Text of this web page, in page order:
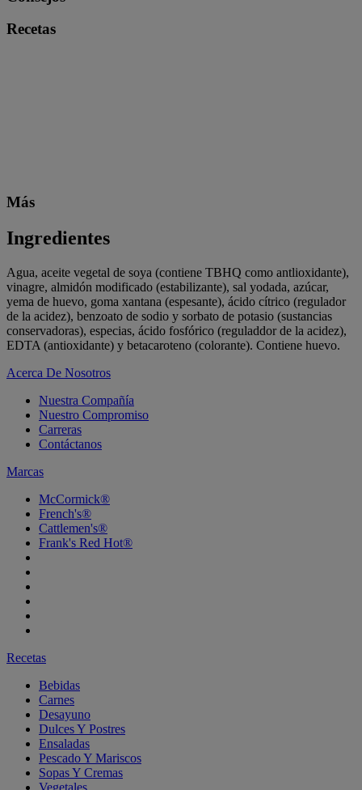
Recetas
Más
Ingredientes
Agua, aceite vegetal de soya (contiene TBHQ como antlioxidante),
vinagre, almidón modificado (estabilizante), sal yodada, azúcar,
yema de huevo, goma xantana (espesante), ácido cítrico (regulador
de la acidez), benzoato de sodio y sorbato de potasio (sustancias
conservadoras), especias, ácido fosfórico (reguladdor de la acidez),
EDTA (antioxidante) y betacaroteno (colorante). Contiene huevo.
Acerca De Nosotros
Nuestra Compañía
Nuestro Compromiso
Carreras
Contáctanos
Marcas
McCormick®
French's®
Cattlemen's®
Frank's Red Hot®
Recetas
Bebidas
Carnes
Desayuno
Dulces Y Postres
Ensaladas
Pescado Y Mariscos
Sopas Y Cremas
Vegetales